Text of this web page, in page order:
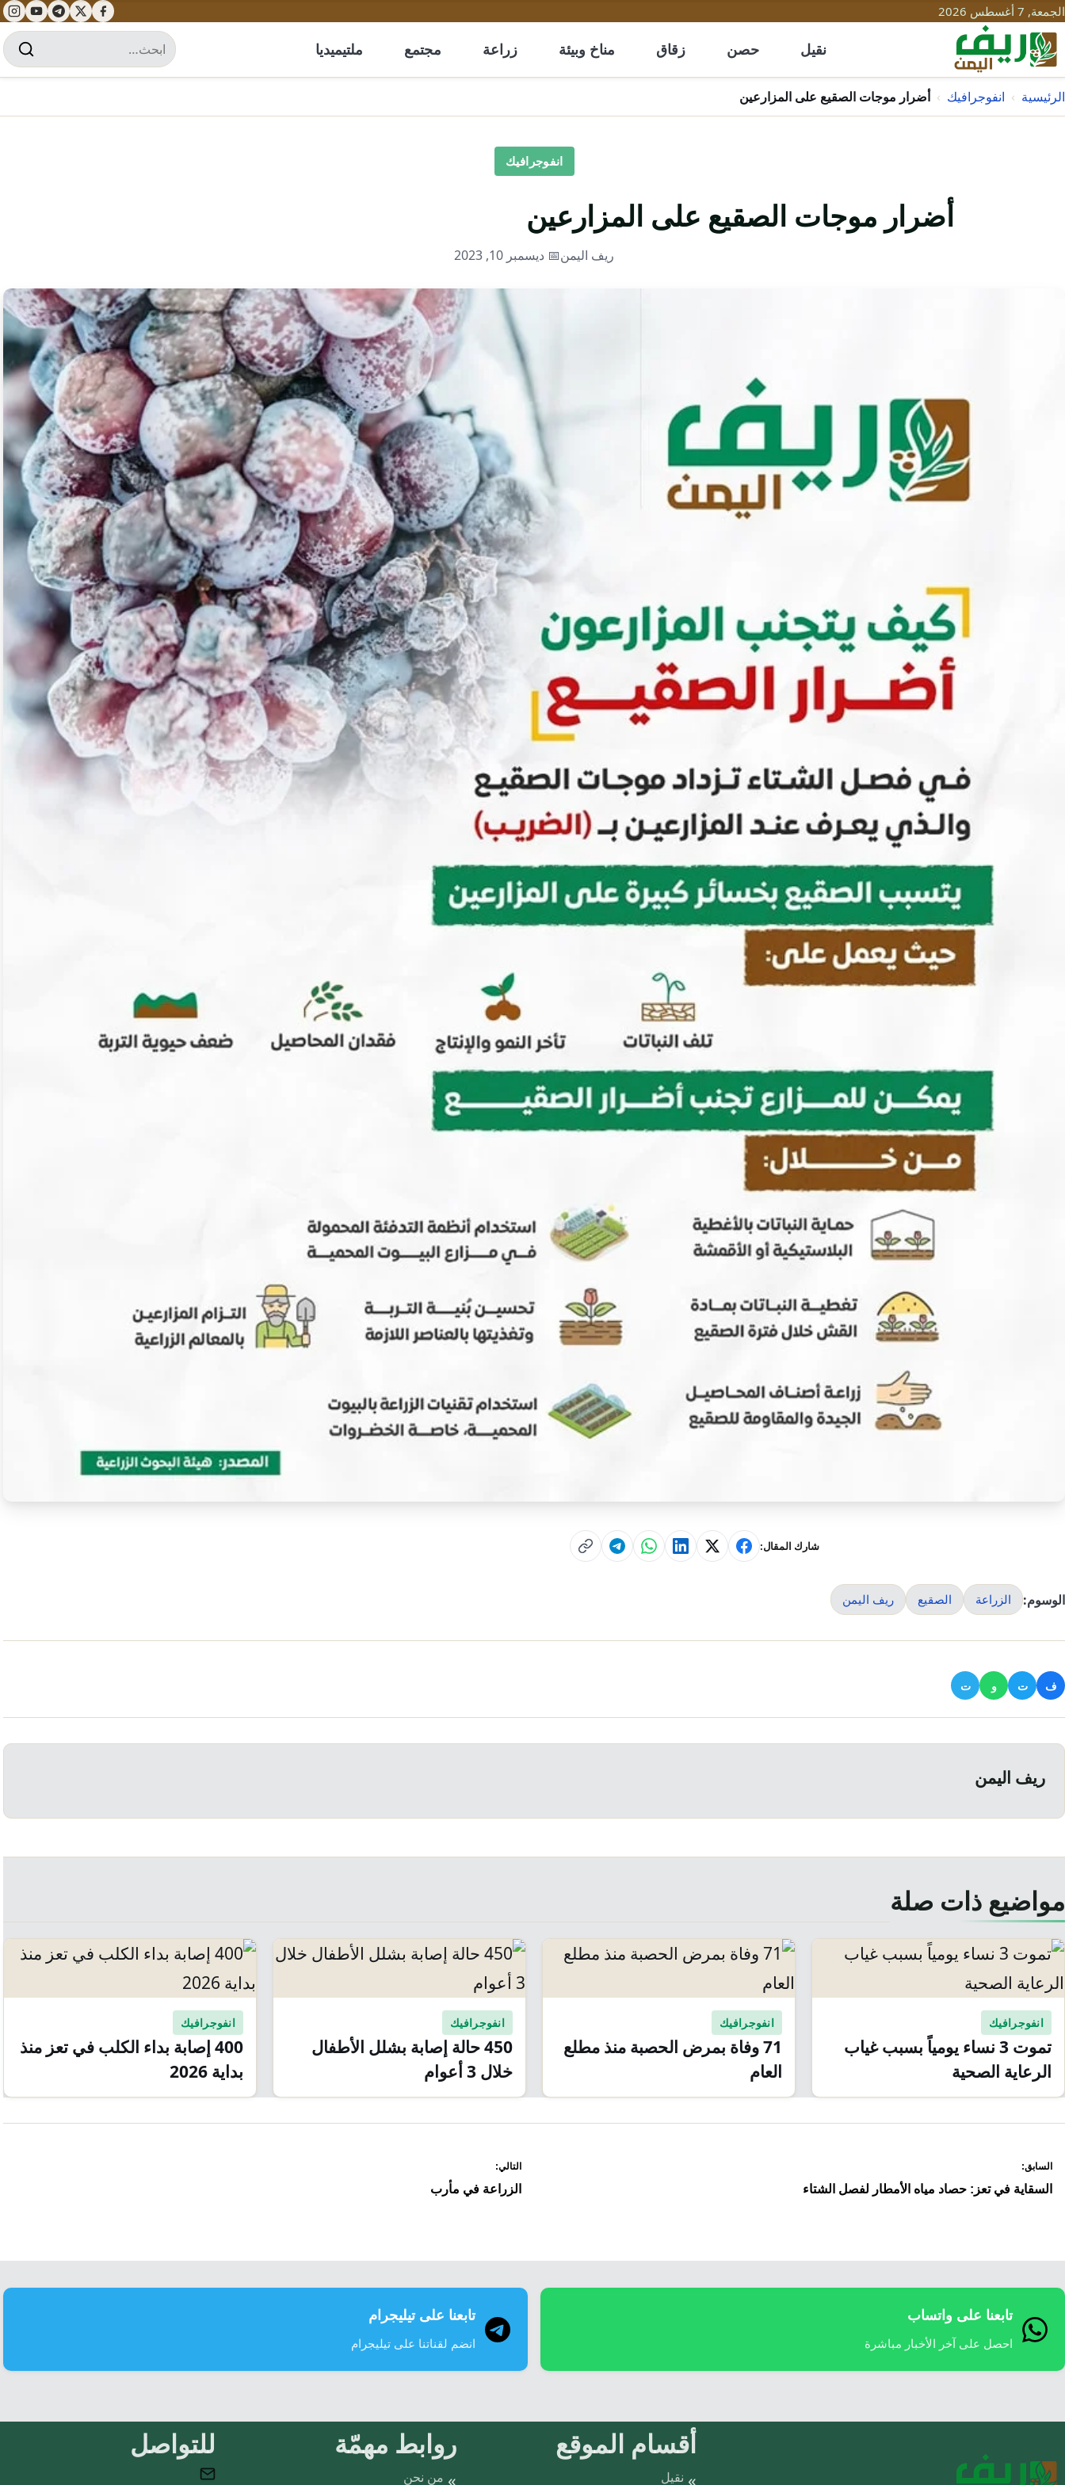
الجمعة, 7 أغسطس 2026
نقيل حصن زقاق مناخ وبيئة زراعة مجتمع ملتيميديا
الرئيسية › انفوجرافيك › أضرار موجات الصقيع على المزارعين
انفوجرافيك
أضرار موجات الصقيع على المزارعين
ريف اليمن📅 ديسمبر 10, 2023
شارك المقال:
الوسوم: الزراعة الصقيع ريف اليمن
ف ت و ت
ريف اليمن
مواضيع ذات صلة
انفوجرافيك
تموت 3 نساء يومياً بسبب غياب
الرعاية الصحية
انفوجرافيك
71 وفاة بمرض الحصبة منذ مطلع
العام
انفوجرافيك
450 حالة إصابة بشلل الأطفال
خلال 3 أعوام
انفوجرافيك
400 إصابة بداء الكلب في تعز منذ
بداية 2026
المقالات
السابق:
السقاية في تعز: حصاد مياه الأمطار لفصل الشتاء
التالي:
الزراعة في مأرب
تابعنا على واتساب
احصل على آخر الأخبار مباشرة
تابعنا على تيليجرام
انضم لقناتنا على تيليجرام
أقسام الموقع
نقيل
روابط مهمّة
من نحن
للتواصل